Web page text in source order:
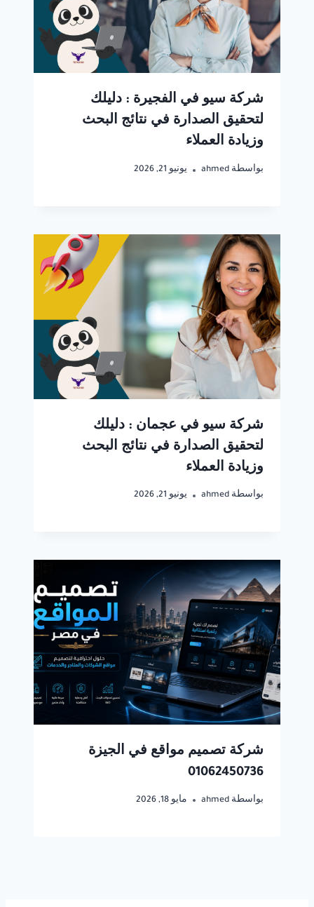
شركة سيو في الفجيرة : دليلك
لتحقيق الصدارة في نتائج البحث
وزيادة العملاء
بواسطة ahmed يونيو 21, 2026
شركة سيو في عجمان : دليلك
لتحقيق الصدارة في نتائج البحث
وزيادة العملاء
بواسطة ahmed يونيو 21, 2026
شركة تصميم مواقع في الجيزة
01062450736
بواسطة ahmed مايو 18, 2026